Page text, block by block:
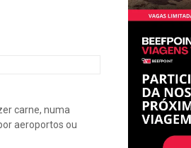
carne, numa
aeroportos ou